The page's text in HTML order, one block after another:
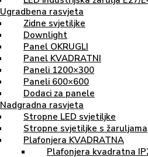
Ugradbena rasvjeta
Zidne svjetiljke
Downlight
Panel OKRUGLI
Panel KVADRATNI
Paneli 1200×300
Paneli 600×600
Dodaci za panele
Nadgradna rasvjeta
Stropne LED svjetiljke
Stropne svjetiljke s žaruljama
Plafonjera KVADRATNA
Plafonjera kvadratna